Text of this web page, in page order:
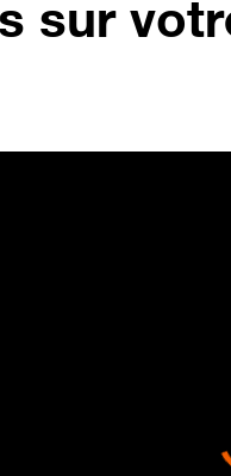
sur